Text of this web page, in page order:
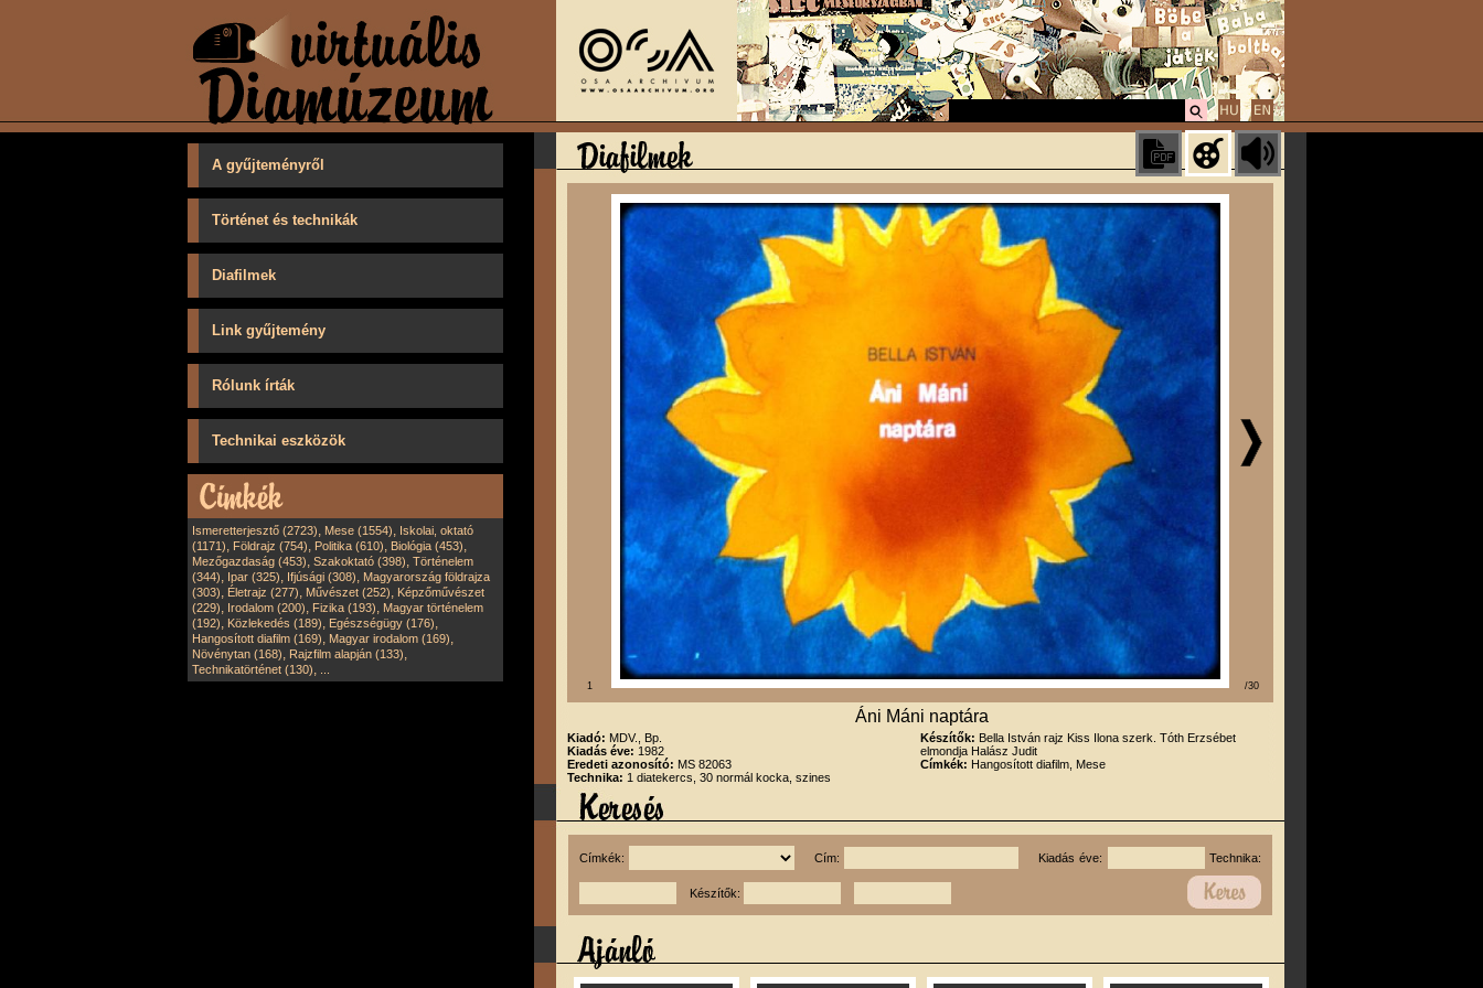
A gyűjteményről
Történet és technikák
Diafilmek
Link gyűjtemény
Rólunk írták
Technikai eszközök
Ismeretterjesztő (2723), Mese (1554), Iskolai, oktató
(1171), Földrajz (754), Politika (610), Biológia (453),
Mezőgazdaság (453), Szakoktató (398), Történelem
(344), Ipar (325), Ifjúsági (308), Magyarország földrajza
(303), Életrajz (277), Művészet (252), Képzőművészet
(229), Irodalom (200), Fizika (193), Magyar történelem
(192), Közlekedés (189), Egészségügy (176),
Hangosított diafilm (169), Magyar irodalom (169),
Növénytan (168), Rajzfilm alapján (133),
Technikatörténet (130),
1 /30
Áni Máni naptára
Kiadó: MDV., Bp.
Kiadás éve: 1982
Eredeti azonosító: MS 82063
Technika: 1 diatekercs, 30 normál kocka, szines
Készítők: Bella István rajz Kiss Ilona szerk. Tóth Erzsébet
elmondja Halász Judit
Címkék: Hangosított diafilm, Mese
Címkék: Cím: Kiadás éve: Technika:
Készítők: